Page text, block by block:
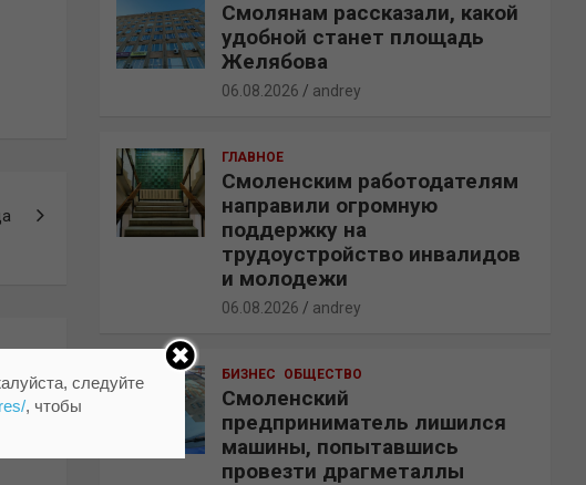
Смолянам рассказали, какой
удобной станет площадь
Желябова
06.08.2026 andrey
ГЛАВНОЕ
Смоленским работодателям
направили огромную
поддержку на
трудоустройство инвалидов
и молодежи
06.08.2026 andrey
БИЗНЕС ОБЩЕСТВО
Смоленский
предприниматель лишился
машины, попытавшись
провезти драгметаллы
следуйте
, чтобы